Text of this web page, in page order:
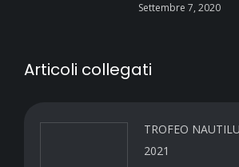
Settembre 7, 2020
Articoli collegati
TROFEO
2021